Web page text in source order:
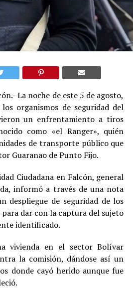
La noche de este 5 de agosto,
organismos de seguridad del
un enfrentamiento a tiros
como «el Ranger», quién
de transporte público que
Guaranao de Punto Fijo.
Ciudadana en Falcón, general
informó a través de una nota
despliegue de seguridad de los
dar con la captura del sujeto
identificado.
vivienda en el sector Bolívar
la comisión, dándose así un
donde cayó herido aunque fue